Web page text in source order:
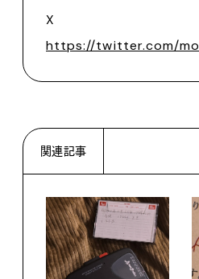
X
https://twitter.com/
関連記事